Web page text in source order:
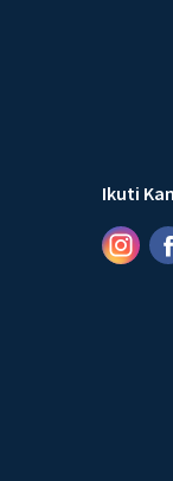
Ikuti